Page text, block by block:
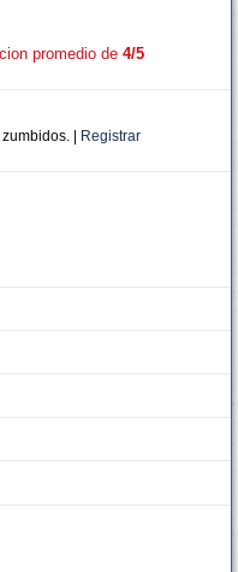
promedio de 4/5
| Registrar